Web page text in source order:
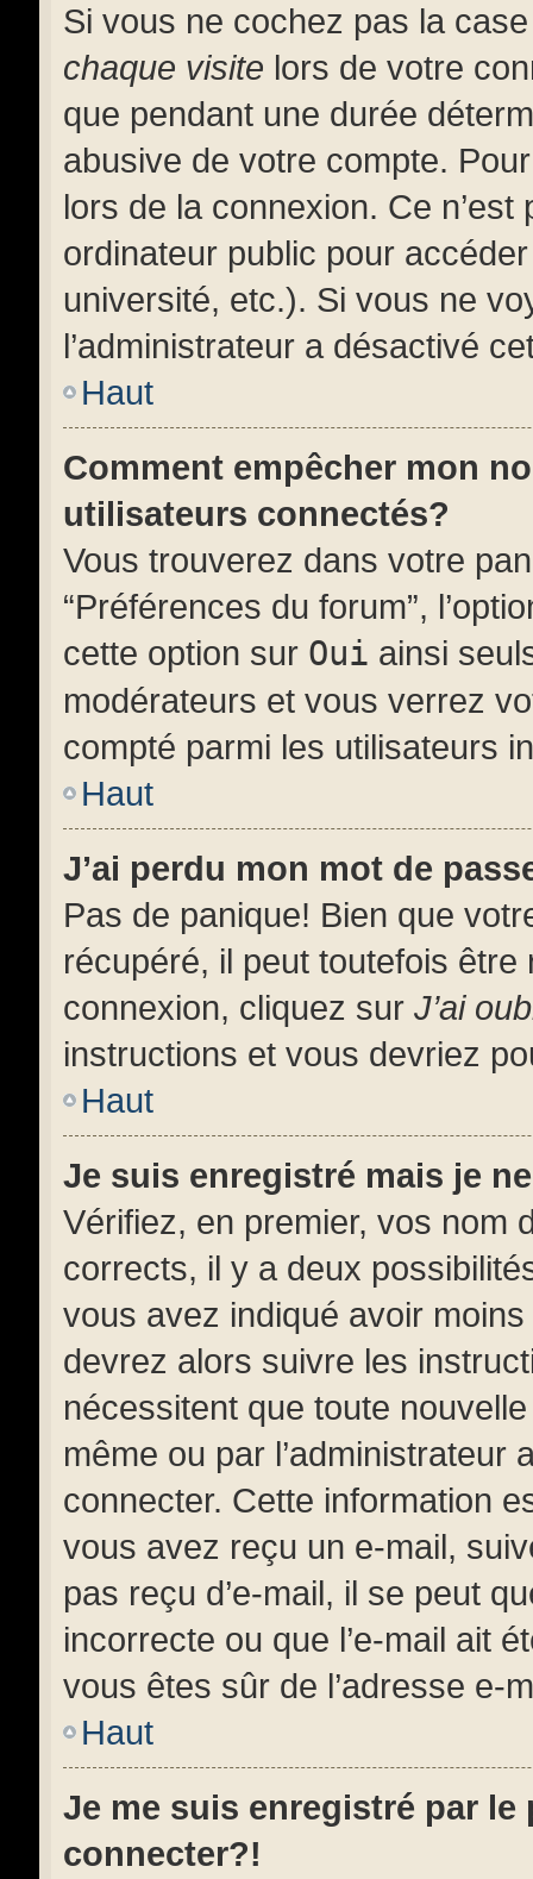
Si vous ne cochez pas la
chaque visite lors de votre
que pendant une durée
abusive de votre compte.
lors de la connexion. Ce
ordinateur public pour
université, etc.). Si vous ne
l’administrateur a désactivé
Haut
Comment empêcher mon
utilisateurs connectés?
Vous trouverez dans votre
“Préférences du forum”,
cette option sur Oui ainsi
modérateurs et vous verrez
compté parmi les utilisateurs
Haut
J’ai perdu mon mot de
Pas de panique! Bien que
récupéré, il peut toutefois
connexion, cliquez sur J’ai
instructions et vous devriez
Haut
Je suis enregistré mais je
Vérifiez, en premier, vos nom
corrects, il y a deux
vous avez indiqué avoir
devrez alors suivre les
nécessitent que toute
même ou par
connecter. Cette information
vous avez reçu un e-mail,
pas reçu d’e-mail, il se peut
incorrecte ou que l’e-mail ait
vous êtes sûr de l’adresse e-
Haut
Je me suis enregistré par le
connecter?!